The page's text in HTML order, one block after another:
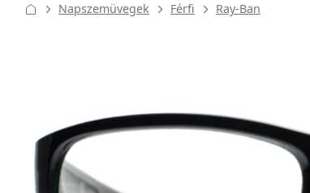
Napszemüvegek Férfi Ray-Ban